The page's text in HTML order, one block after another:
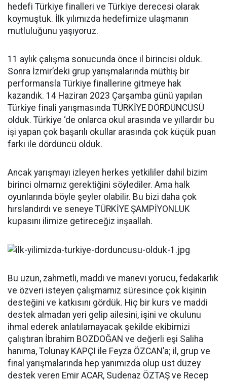
hedefi Türkiye finalleri ve Türkiye derecesi olarak
koymuştuk. İlk yılımızda hedefimize ulaşmanın
mutluluğunu yaşıyoruz.
11 aylık çalışma sonucunda önce il birincisi olduk.
Sonra İzmir’deki grup yarışmalarında müthiş bir
performansla Türkiye finallerine gitmeye hak
kazandık. 14 Haziran 2023 Çarşamba günü yapılan
Türkiye finali yarışmasında TÜRKİYE DÖRDÜNCÜSÜ
olduk. Türkiye ‘de onlarca okul arasında ve yıllardır bu
işi yapan çok başarılı okullar arasında çok küçük puan
farkı ile dördüncü olduk.
Ancak yarışmayı izleyen herkes yetkililer dahil bizim
birinci olmamız gerektiğini söylediler. Ama halk
oyunlarında böyle şeyler olabilir. Bu bizi daha çok
hırslandırdı ve seneye TÜRKİYE ŞAMPİYONLUK
kupasını ilimize getireceğiz inşaallah.
Bu uzun, zahmetli, maddi ve manevi yorucu, fedakarlık
ve özveri isteyen çalışmamız süresince çok kişinin
desteğini ve katkısını gördük. Hiç bir kurs ve maddi
destek almadan yeri gelip ailesini, işini ve okulunu
ihmal ederek anlatılamayacak şekilde ekibimizi
çalıştıran İbrahim BOZDOĞAN ve değerli eşi Saliha
hanıma, Tolunay KAPÇI ile Feyza ÖZCAN’a; il, grup ve
final yarışmalarında hep yanımızda olup üst düzey
destek veren Emir ACAR, Sudenaz ÖZTAŞ ve Recep